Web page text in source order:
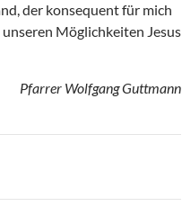
der konsequent für mich
Möglichkeiten Jesus
Pfarrer Wolfgang Guttmann